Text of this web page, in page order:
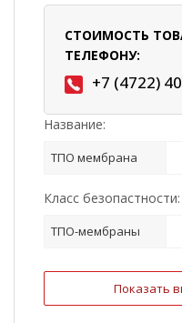
СТОИМОСТЬ
ТЕЛЕФОНУ:
+7 (4722)
Название:
ТПО мембрана
Класс безопастности:
ТПО-мембраны
Показать